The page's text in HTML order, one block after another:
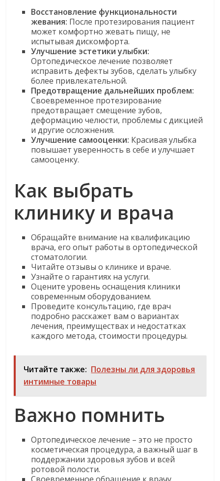
Восстановление функциональности
жевания: После протезирования пациент
может комфортно жевать пищу, не
испытывая дискомфорта.
Улучшение эстетики улыбки:
Ортопедическое лечение позволяет
исправить дефекты зубов, сделать улыбку
более привлекательной.
Предотвращение дальнейших проблем:
Своевременное протезирование
предотвращает смещение зубов,
деформацию челюсти, проблемы с дикцией
и другие осложнения.
Улучшение самооценки: Красивая улыбка
повышает уверенность в себе и улучшает
самооценку.
Как выбрать
клинику и врача
Обращайте внимание на квалификацию
врача, его опыт работы в ортопедической
стоматологии.
Читайте отзывы о клинике и враче.
Узнайте о гарантиях на услуги.
Оцените уровень оснащения клиники
современным оборудованием.
Проведите консультацию, где врач
подробно расскажет вам о вариантах
лечения, преимуществах и недостатках
каждого метода, стоимости процедуры.
Читайте также: Полезны ли для здоровья
интимные товары
Важно помнить
Ортопедическое лечение – это не просто
косметическая процедура, а важный шаг в
поддержании здоровья зубов и всей
ротовой полости.